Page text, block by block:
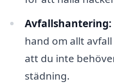
Avfallshantering:
hand om allt
att du inte
städning.